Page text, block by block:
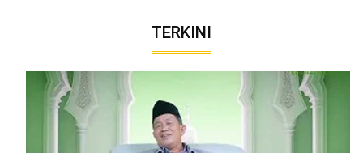
TERKINI